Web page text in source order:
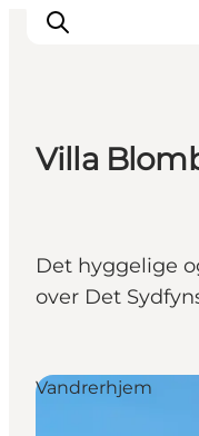
Geopark
Om
Villa
Det hyggelige
over Det
Vandrerhjem